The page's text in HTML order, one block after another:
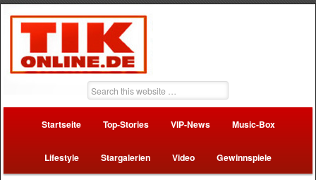
Startseite Top-Stories VIP-News Music-Box
Lifestyle Stargalerien Video Gewinnspiele